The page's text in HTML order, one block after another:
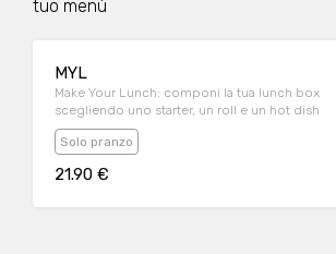
tuo menù
MYL
Make Your Lunch: componi la tua lunch box
scegliendo uno starter, un roll e un hot dish
Solo pranzo
21.90 €